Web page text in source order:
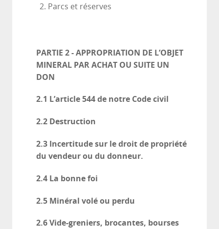
Parcs et réserves
PARTIE 2 - APPROPRIATION DE L’OBJET
MINERAL PAR ACHAT OU SUITE UN
DON
2.1 L’article 544 de notre Code civil
2.2 Destruction
2.3 Incertitude sur le droit de propriété
du vendeur ou du donneur.
2.4 La bonne foi
2.5 Minéral volé ou perdu
2.6Vide-greniers, brocantes, bourses